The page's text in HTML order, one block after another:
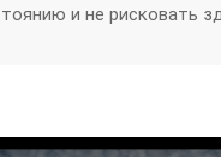
и не рисковать